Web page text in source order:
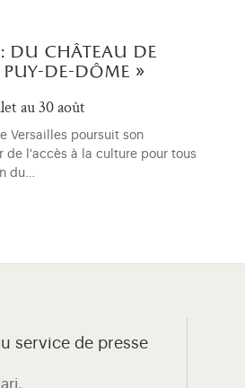
du château de
de-dôme »
au 30 août
Versailles poursuit son
de l'accès à la culture pour tous
du…
service de presse